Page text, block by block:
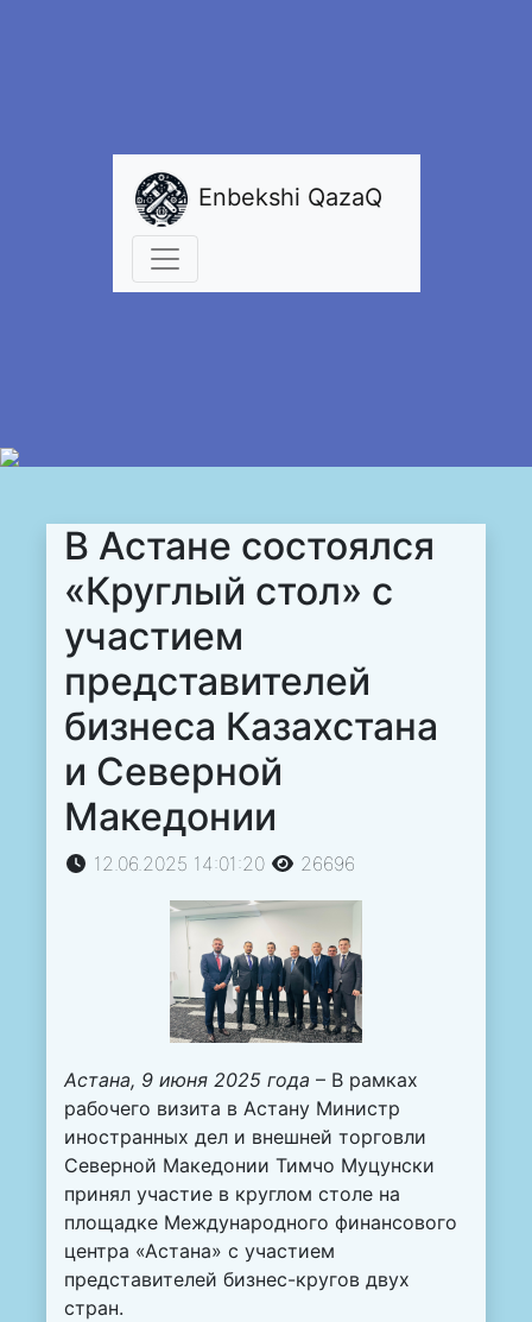
Enbekshi QazaQ
В Астане состоялся
«Круглый стол» с
участием
представителей
бизнеса Казахстана
и Северной
Македонии
12.06.2025 14:01:20 26696
Астана, 9 июня 2025 года – В рамках
рабочего визита в Астану Министр
иностранных дел и внешней торговли
Северной Македонии Тимчо Муцунски
принял участие в круглом столе на
площадке Международного финансового
центра «Астана» с участием
представителей бизнес-кругов двух
стран.